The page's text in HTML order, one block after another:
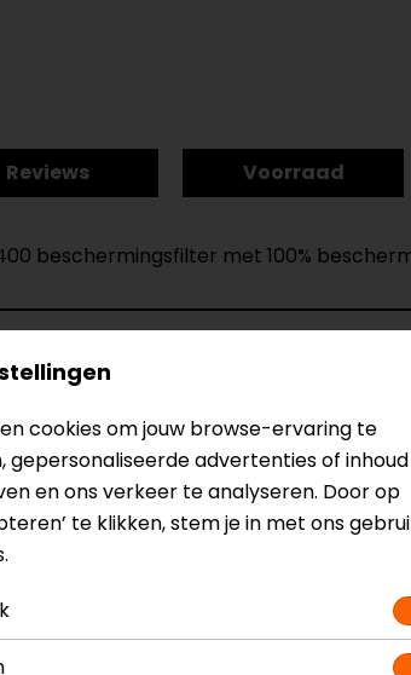
Reviews
Voorraad
beschermingsfilter met 100%
JD706
Kleur Zwart
cookies om jouw browse-ervaring te
gepersonaliseerde advertenties of inhoud
en ons verkeer te analyseren. Door op
te klikken, stem je in met ons